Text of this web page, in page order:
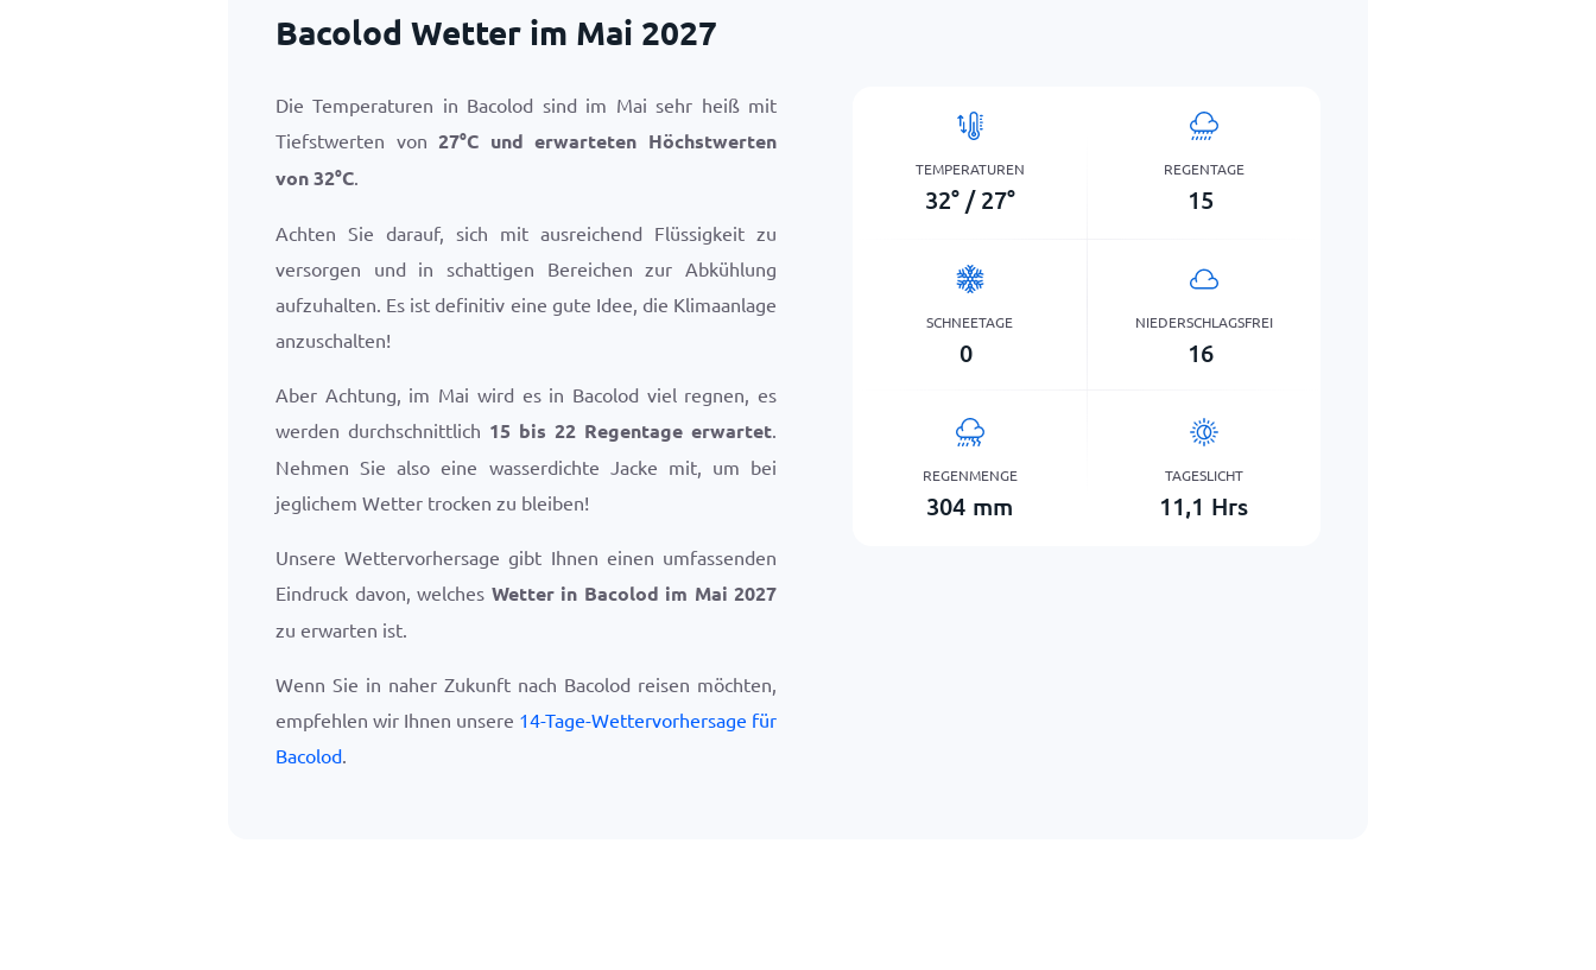
Bacolod Wetter im Mai 2027
Die Temperaturen in Bacolod sind im Mai sehr heiß mit
Tiefstwerten von27°C und erwarteten Höchstwerten
von32°C.
Achten Sie darauf, sich mit ausreichend Flüssigkeit zu
versorgen und in schattigen Bereichen zur Abkühlung
aufzuhalten. Es ist definitiv eine gute Idee, die Klimaanlage
anzuschalten!
Aber Achtung, im Mai wird es in Bacolod viel regnen, es
werden durchschnittlich 15 bis 22 Regentage erwartet.
Nehmen Sie also eine wasserdichte Jacke mit, um bei
jeglichem Wetter trocken zu bleiben!
Unsere Wettervorhersage gibt Ihnen einen umfassenden
Eindruck davon, welches Wetter in Bacolod im Mai 2027
zu erwarten ist.
Wenn Sie in naher Zukunft nach Bacolod reisen möchten,
empfehlen wir Ihnen unsere 14-Tage-Wettervorhersage für
Bacolod.
TEMPERATUREN
32° / 27°
REGENTAGE
15
SCHNEETAGE
0
NIEDERSCHLAGSFREI
16
REGENMENGE
304 mm
TAGESLICHT
11,1 Hrs